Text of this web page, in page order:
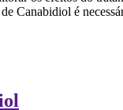
Canabidiol é